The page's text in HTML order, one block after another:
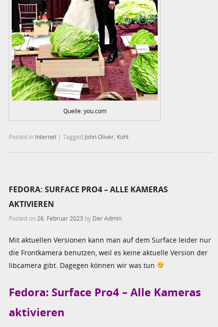
Quelle: you.com
Posted in Internet |Tagged John Oliver, Kohl
FEDORA: SURFACE PRO4 – ALLE KAMERAS
AKTIVIEREN
Posted on 26. Februar 2023 by Der Admin
Mit aktuellen Versionen kann man auf dem Surface leider nur
die Frontkamera benutzen, weil es keine aktuelle Version der
libcamera gibt. Dagegen können wir was tun
Fedora: Surface Pro4 – Alle Kameras
aktivieren